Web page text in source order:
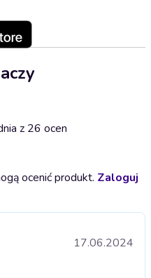
z 26 ocen
ocenić produkt. Zaloguj
17.06.2024